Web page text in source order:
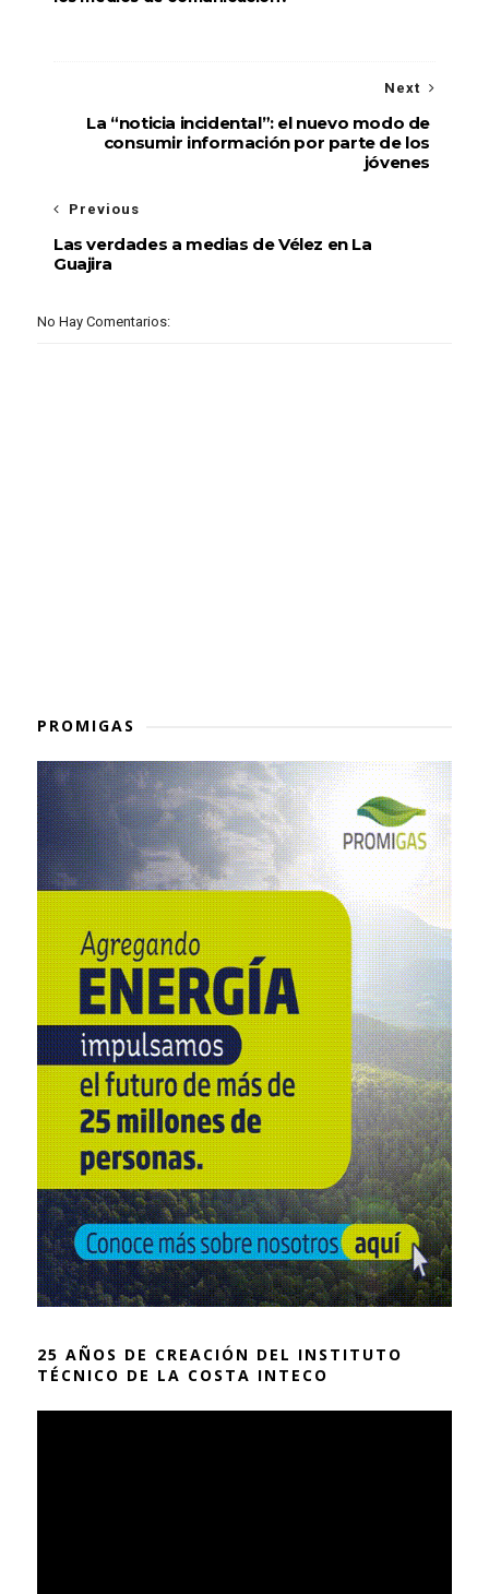
Next
La “noticia incidental”: el nuevo modo de
consumir información por parte de los
jóvenes
Previous
Las verdades a medias de Vélez en La
Guajira
No Hay Comentarios:
PROMIGAS
25 AÑOS DE CREACIÓN DEL INSTITUTO
TÉCNICO DE LA COSTA INTECO